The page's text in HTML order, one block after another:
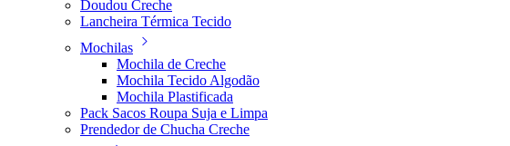
Doudou Creche
Lancheira Térmica Tecido
Mochilas
Mochila de Creche
Mochila Tecido Algodão
Mochila Plastificada
Pack Sacos Roupa Suja e Limpa
Prendedor de Chucha Creche